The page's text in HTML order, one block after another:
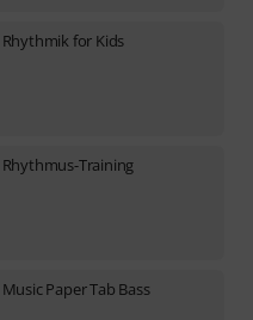
Rhythmik for Kids
Rhythmus-Training
Music Paper Tab Bass